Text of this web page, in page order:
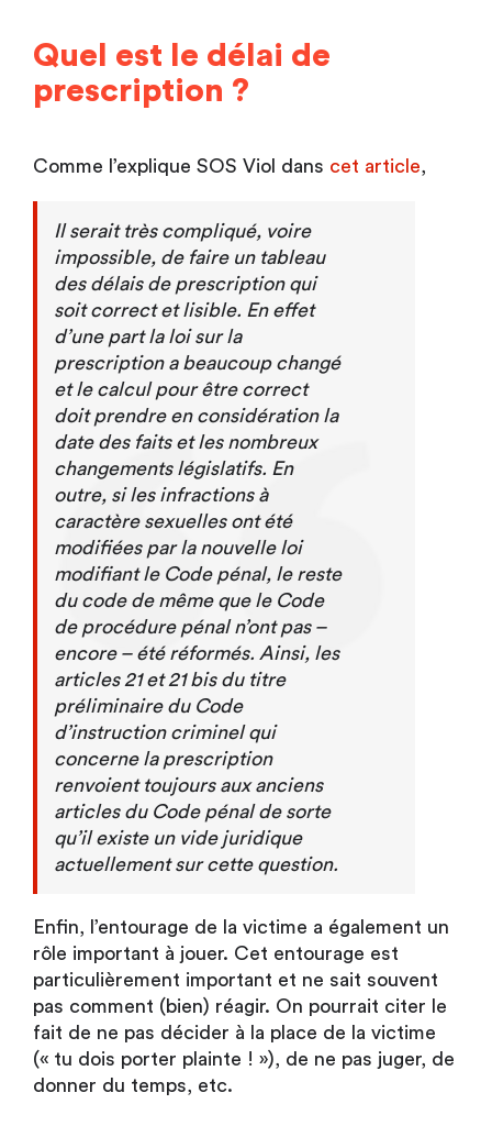
Quel est le délai de
prescription ?
Comme l’explique SOS Viol dans cet article
Il serait très compliqué, voire
impossible, de faire un tableau
des délais de prescription qui
soit correct et lisible. En effet
d’une part la loi sur la
prescription a beaucoup changé
et le calcul pour être correct
doit prendre en considération la
date des faits et les nombreux
changements législatifs. En
outre, si les infractions à
caractère sexuelles ont été
modifiées par la nouvelle loi
modifiant le Code pénal, le reste
du code de même que le Code
de procédure pénal n’ont pas –
encore – été réformés. Ainsi, les
articles 21 et 21 bis du titre
préliminaire du Code
d’instruction criminel qui
concerne la prescription
renvoient toujours aux anciens
articles du Code pénal de sorte
qu’il existe un vide juridique
actuellement sur cette question.
Enfin, l’entourage de la victime a également un
rôle important à jouer. Cet entourage est
particulièrement important et ne sait souvent
pas comment (bien) réagir. On pourrait citer le
fait de ne pas décider à la place de la victime
(« tu dois porter plainte ! »), de ne pas juger, de
donner du temps, etc.